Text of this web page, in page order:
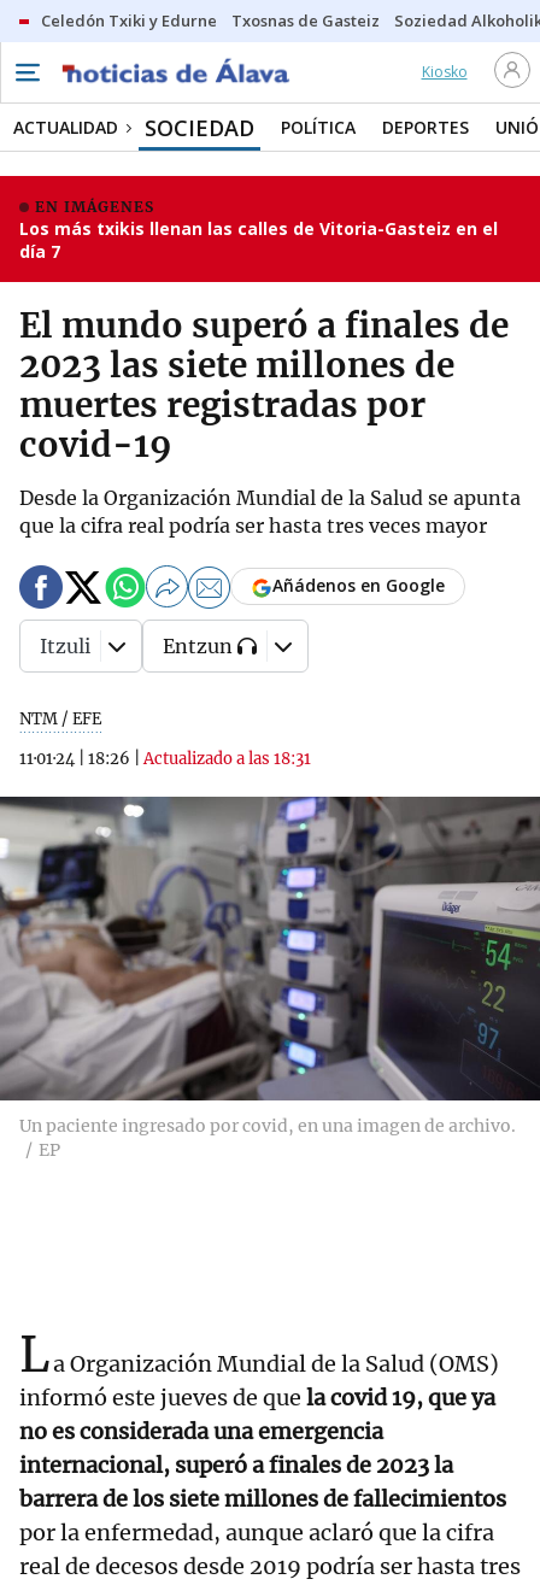
Celedón Txiki y Edurne Txosnas de Gasteiz Soziedad
Kiosko
ACTUALIDAD SOCIEDAD POLÍTICA DEPORTES
EN IMÁGENES
Los más txikis llenan las calles de Vitoria-Gasteiz en el
día 7
El mundo superó a finales de
2023 las siete millones de
muertes registradas por
covid-19
Desde la Organización Mundial de la Salud se apunta
que la cifra real podría ser hasta tres veces mayor
NTM / EFE
11·01·24
18:26 |Actualizado a las 18:31
Añádenos en Google
Itzuli Entzun
Un paciente ingresado por covid, en una imagen de archivo.
EP
La Organización Mundial de la Salud (OMS)
informó este jueves de que la covid 19, que ya
no es considerada una emergencia
internacional, superó a finales de 2023 la
barrera de los siete millones de fallecimientos
por la enfermedad, aunque aclaró que la cifra
real de decesos desde 2019 podría ser hasta tres